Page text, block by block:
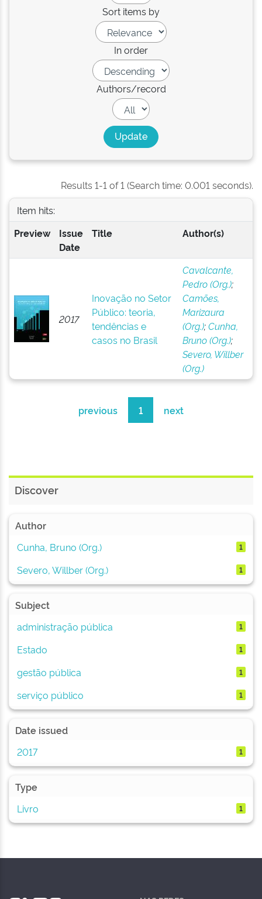
Sort items by
In order
Authors/record
Results 1-1 of 1 (Search time: 0.001 seconds).
Item hits:
Preview
Issue
Date
Title Author(s)
2017
Inovação no Setor
Público: teoria,
tendências e
casos no Brasil
Cavalcante,
Pedro (Org.);
Camões,
Marizaura
(Org.);Cunha,
Bruno (Org.);
Severo, Willber
(Org.)
previous 1 next
Discover
Author
Cunha, Bruno (Org.)
1
Severo, Willber (Org.) 1
Subject
administração pública
1
Estado 1
gestão pública 1
serviço público 1
Date issued
2017
1
Type
Livro
1